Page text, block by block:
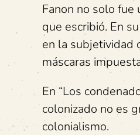
Fanon no solo
que escribió. En
en la subjetividad
máscaras
En “Los
colonizado no es
colonialismo.